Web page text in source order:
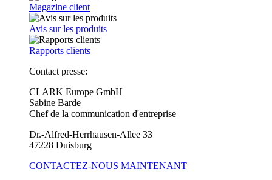
Magazine client
Avis sur les produits
Rapports clients
Contact presse:
CLARK Europe GmbH
Sabine Barde
Chef de la communication d'entreprise
Dr.-Alfred-Herrhausen-Allee 33
47228 Duisburg
CONTACTEZ-NOUS MAINTENANT